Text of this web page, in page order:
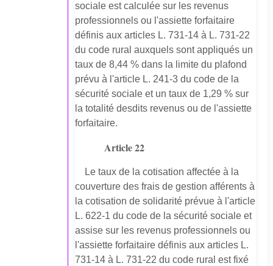
sociale est calculée sur les revenus
professionnels ou l'assiette forfaitaire
définis aux articles L. 731-14 à L. 731-22
du code rural auxquels sont appliqués un
taux de 8,44 % dans la limite du plafond
prévu à l'article L. 241-3 du code de la
sécurité sociale et un taux de 1,29 % sur
la totalité desdits revenus ou de l'assiette
forfaitaire.
Article 22
Le taux de la cotisation affectée à la
couverture des frais de gestion afférents à
la cotisation de solidarité prévue à l'article
L. 622-1 du code de la sécurité sociale et
assise sur les revenus professionnels ou
l'assiette forfaitaire définis aux articles L.
731-14 à L. 731-22 du code rural est fixé